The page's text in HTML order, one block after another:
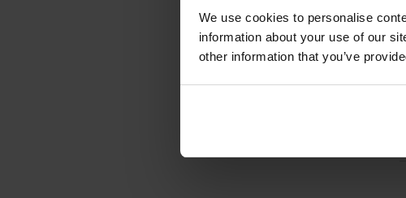
We use cookies to personalise
information about your use of our
other information that you’ve